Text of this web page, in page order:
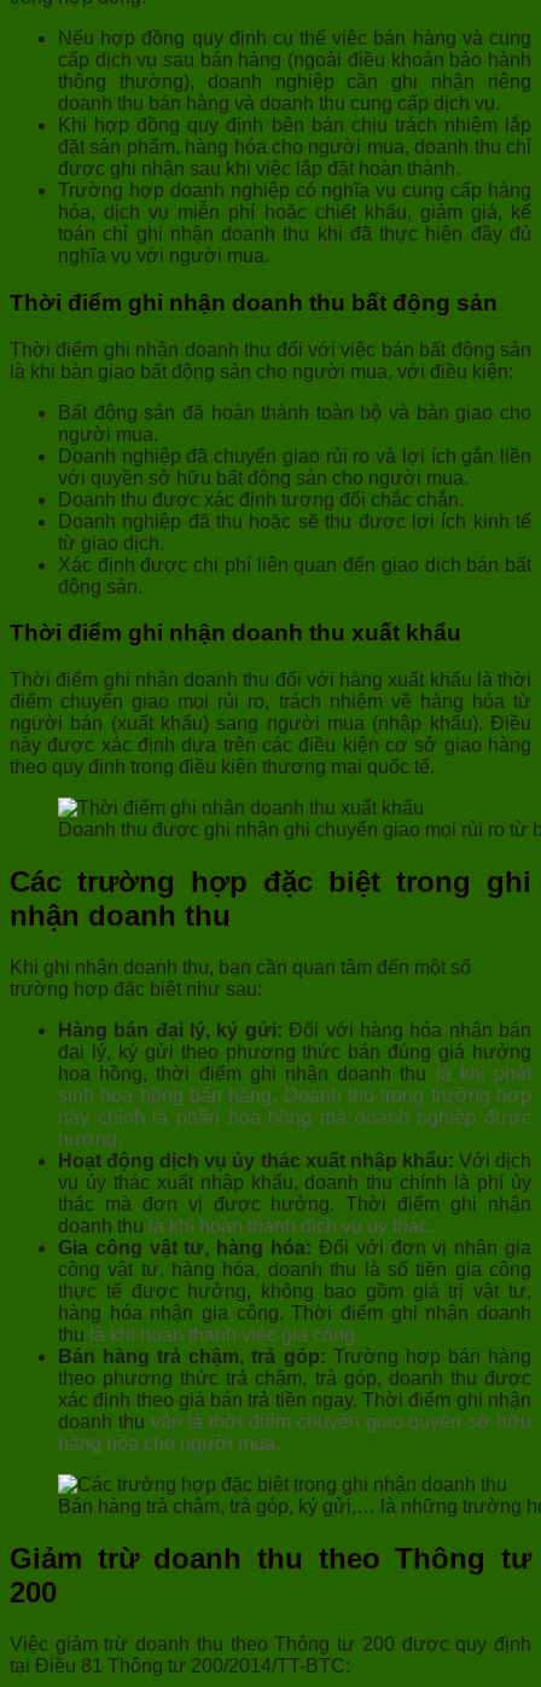
Nếu hợp đồng quy định cụ thể việc bán hàng và cung
cấp dịch vụ sau bán hàng (ngoài điều khoản bảo hành
thông thường), doanh nghiệp cần ghi nhận riêng
doanh thu bán hàng và doanh thu cung cấp dịch vụ.
Khi hợp đồng quy định bên bán chịu trách nhiệm lắp
đặt sản phẩm, hàng hóa cho người mua, doanh thu chỉ
được ghi nhận sau khi việc lắp đặt hoàn thành.
Trường hợp doanh nghiệp có nghĩa vụ cung cấp hàng
hóa, dịch vụ miễn phí hoặc chiết khấu, giảm giá, kế
toán chỉ ghi nhận doanh thu khi đã thực hiện đầy đủ
nghĩa vụ với người mua.
Thời điểm ghi nhận doanh thu bất động sản
Thời điểm ghi nhận doanh thu đối với việc bán bất động sản
là khi bàn giao bất động sản cho người mua, với điều kiện:
Bất động sản đã hoàn thành toàn bộ và bàn giao cho
người mua.
Doanh nghiệp đã chuyển giao rủi ro và lợi ích gắn liền
với quyền sở hữu bất động sản cho người mua.
Doanh thu được xác định tương đối chắc chắn.
Doanh nghiệp đã thu hoặc sẽ thu được lợi ích kinh tế
từ giao dịch.
Xác định được chi phí liên quan đến giao dịch bán bất
động sản.
Thời điểm ghi nhận doanh thu xuất khẩu
Thời điểm ghi nhận doanh thu đối với hàng xuất khẩu là thời
điểm chuyển giao mọi rủi ro, trách nhiệm về hàng hóa từ
người bán (xuất khẩu) sang người mua (nhập khẩu). Điều
này được xác định dựa trên các điều kiện cơ sở giao hàng
theo quy định trong điều kiện thương mại quốc tế.
Doanh thu được ghi nhận ghi chuyển giao mọi rủi ro từ
Các trường hợp đặc biệt trong ghi
nhận doanh thu
Khi ghi nhận doanh thu, bạn cần quan tâm đến một số
trường hợp đặc biệt như sau:
Hàng bán đại lý, ký gửi:Đối với hàng hóa nhận bán
đại lý, ký gửi theo phương thức bán đúng giá hưởng
hoa hồng, thời điểm ghi nhận doanh thu là khi phát
sinh hoa hồng bán hàng. Doanh thu trong trường hợp
này chính là phần hoa hồng mà doanh nghiệp được
hưởng.
Hoạt động dịch vụ ủy thác xuất nhập khẩu: Với dịch
vụ ủy thác xuất nhập khẩu, doanh thu chính là phí ủy
thác mà đơn vị được hưởng. Thời điểm ghi nhận
doanh thu là khi hoàn thành dịch vụ ủy thác.
Gia công vật tư, hàng hóa: Đối với đơn vị nhận gia
công vật tư, hàng hóa, doanh thu là số tiền gia công
thực tế được hưởng, không bao gồm giá trị vật tư,
hàng hóa nhận gia công. Thời điểm ghi nhận doanh
thu là khi hoàn thành việc gia công.
Bán hàng trả chậm, trả góp: Trường hợp bán hàng
theo phương thức trả chậm, trả góp, doanh thu được
xác định theo giá bán trả tiền ngay. Thời điểm ghi nhận
doanh thu vẫn là thời điểm chuyển giao quyền sở hữu
hàng hóa cho người mua.
Bán hàng trả chậm, trả góp, ký gửi,… là những trường
Giảm trừ doanh thu theo Thông tư
200
Việc giảm trừ doanh thu theo Thông tư 200 được quy định
tại Điều 81 Thông tư 200/2014/TT-BTC: